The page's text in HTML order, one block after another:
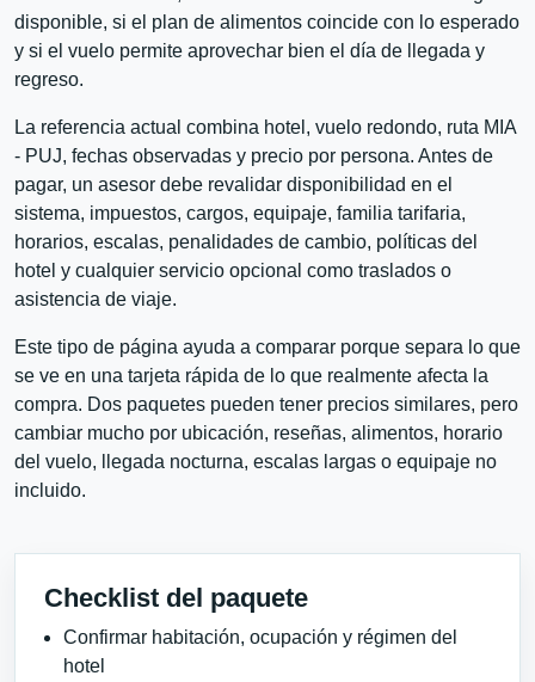
disponible, si el plan de alimentos coincide con lo esperado
y si el vuelo permite aprovechar bien el día de llegada y
regreso.
La referencia actual combina hotel, vuelo redondo, ruta MIA
- PUJ, fechas observadas y precio por persona. Antes de
pagar, un asesor debe revalidar disponibilidad en el
sistema, impuestos, cargos, equipaje, familia tarifaria,
horarios, escalas, penalidades de cambio, políticas del
hotel y cualquier servicio opcional como traslados o
asistencia de viaje.
Este tipo de página ayuda a comparar porque separa lo que
se ve en una tarjeta rápida de lo que realmente afecta la
compra. Dos paquetes pueden tener precios similares, pero
cambiar mucho por ubicación, reseñas, alimentos, horario
del vuelo, llegada nocturna, escalas largas o equipaje no
incluido.
Checklist del paquete
Confirmar habitación, ocupación y régimen del
hotel